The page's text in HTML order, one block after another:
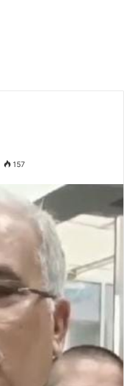
157